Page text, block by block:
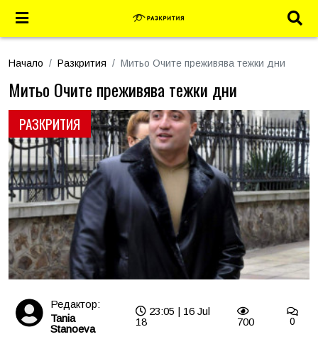
Начало Разкрития Митьо Очите преживява тежки дни
РАЗКРИТИЯ
Митьо Очите преживява тежки дни
Редактор:
Tania
Stanoeva
23:05 | 16 Jul
18
700 0